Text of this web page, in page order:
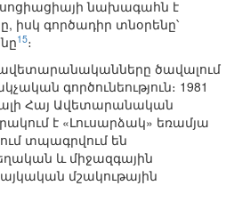
նախագահն է
իսկ գործադիր տնօրենը՝
15։
ծավալում
գործունեություն։ 1981
Հայ Ավետարանական
է «Լուսարձակ» եռամյա
տպագրվում են
և միջազգային
մշակութային